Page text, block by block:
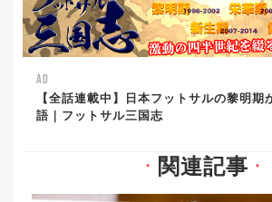
AD
【全話連載中】日本フットサルの黎明期
語｜フットサル三国志
▼ 関連記事 ▼